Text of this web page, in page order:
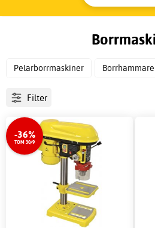
Pelarborrmaskiner Borrhammare
Filter
-36%
TOM 30/9